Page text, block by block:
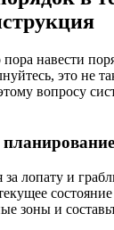
навести
это не
вопросу
лопату и
зоны и